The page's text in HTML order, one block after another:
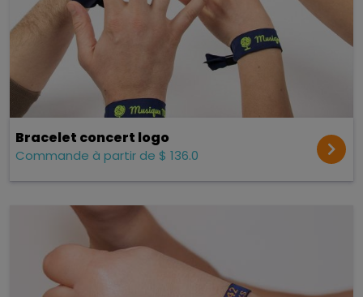
Bracelet concert logo
Commande à partir de $ 136.0